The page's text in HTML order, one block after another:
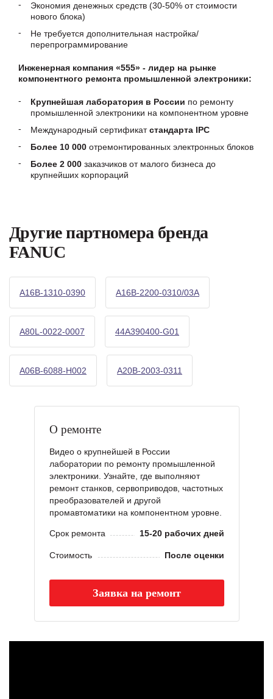
Экономия денежных средств (30-50% от стоимости
нового блока)
Не требуется дополнительная настройка/
перепрограммирование
Инженерная компания «555» - лидер на рынке
компонентного ремонта промышленной электроники:
Крупнейшая лаборатория в России по ремонту
промышленной электроники на компонентном уровне
Международный сертификатстандарта IPC
Более 10 000 отремонтированных электронных блоков
Более 2 000 заказчиков от малого бизнеса до
крупнейших корпораций
Другие партномера бренда
FANUC
A16B-1310-0390 A16B-2200-0310/03A
A80L-0022-0007 44A390400-G01
A06B-6088-H002 A20B-2003-0311
О ремонте
Видео о крупнейшей в России
лаборатории по ремонту промышленной
электроники. Узнайте, где выполняют
ремонт станков, сервоприводов, частотных
преобразователей и другой
промавтоматики на компонентном уровне.
Срок ремонта 15-20 рабочих дней
Стоимость После оценки
Заявка на ремонт